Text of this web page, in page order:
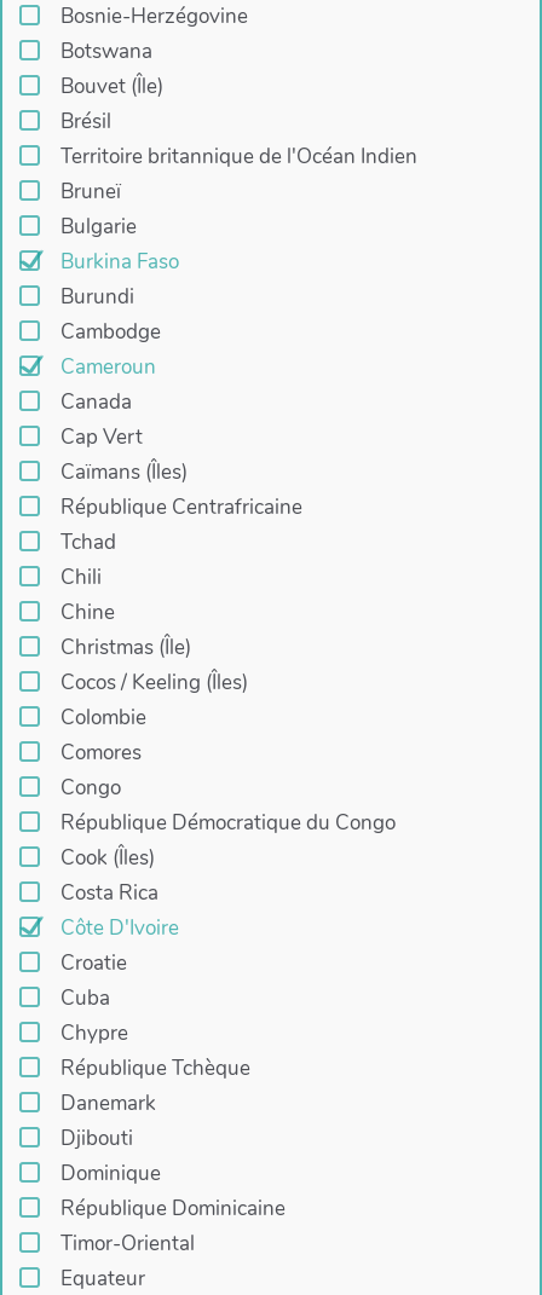
Bosnie-Herzégovine
Botswana
Bouvet (Île)
Brésil
Territoire britannique de l'Océan Indien
Bruneï
Bulgarie
Burkina Faso
Burundi
Cambodge
Cameroun
Canada
Cap Vert
Caïmans (Îles)
République Centrafricaine
Tchad
Chili
Chine
Christmas (Île)
Cocos / Keeling (Îles)
Colombie
Comores
Congo
République Démocratique du Congo
Cook (Îles)
Costa Rica
Côte D'Ivoire
Croatie
Cuba
Chypre
République Tchèque
Danemark
Djibouti
Dominique
République Dominicaine
Timor-Oriental
Equateur